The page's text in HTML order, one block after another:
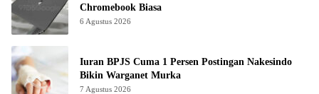
Chromebook Biasa
6 Agustus 2026
Iuran BPJS Cuma 1 Persen Postingan Nakesindo
Bikin Warganet Murka
7 Agustus 2026